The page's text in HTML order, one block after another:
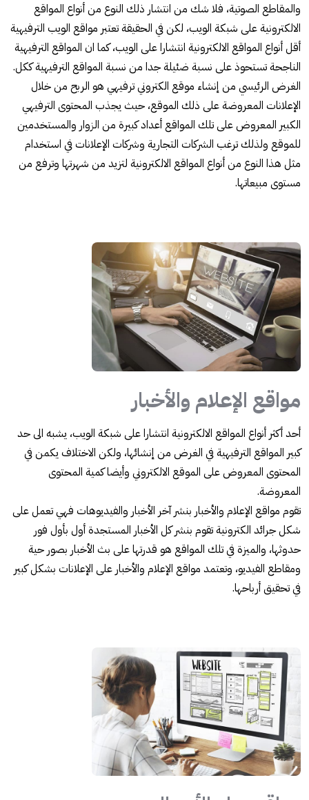
والمقاطع الصوتية، فلا شك من انتشار ذلك النوع من أنواع المواقع
الالكترونية على شبكة الويب، لكن في الحقيقة تعتبر مواقع الويب الترفيهية
أقل أنواع المواقع الالكترونية انتشارا على الويب، كما ان المواقع الترفيهية
الناجحة تستحوذ على نسبة ضئيلة جدا من نسبة المواقع الترفيهية ككل.
الغرض الرئيسي من إنشاء موقع الكتروني ترفيهي هو الربح من خلال
الإعلانات المعروضة على ذلك الموقع، حيث يجذب المحتوى الترفيهي
الكبير المعروض على تلك المواقع أعداد كبيرة من الزوار والمستخدمين
للموقع ولذلك ترغب الشركات التجارية وشركات الإعلانات في استخدام
مثل هذا النوع من أنواع المواقع الالكترونية لتزيد من شهرتها وترفع من
مستوى مبيعاتها.
مواقع الإعلام والأخبار
أحد أكثر أنواع المواقع الالكترونية انتشارا على شبكة الويب، يشبه الى حد
كبير المواقع الترفيهية في الغرض من إنشائها، ولكن الاختلاف يكمن في
المحتوى المعروض على الموقع الالكتروني وأيضا كمية المحتوى
المعروضة.
تقوم مواقع الإعلام والأخبار بنشر آخر الأخبار والفيديوهات فهي تعمل على
شكل جرائد الكترونية تقوم بنشر كل الأخبار المستجدة أول بأول فور
حدوثها، والميزة في تلك المواقع هو قدرتها على بث الأخبار بصور حية
ومقاطع الفيديو، وتعتمد مواقع الإعلام والأخبار على الإعلانات بشكل كبير
في تحقيق أرباحها.